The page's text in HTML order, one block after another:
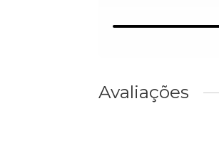
Avaliações